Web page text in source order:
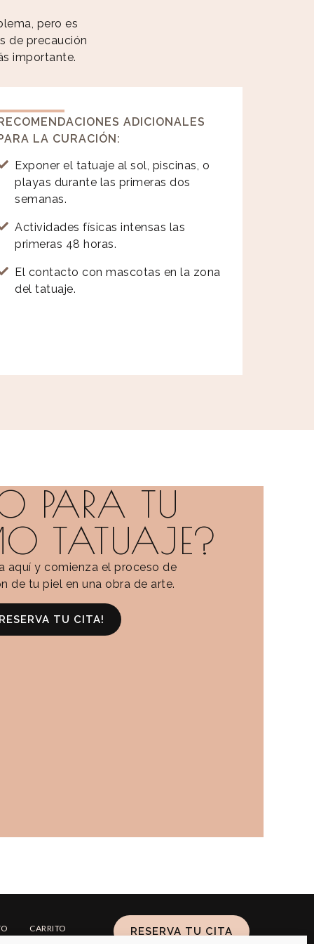
pero es
de precaución
importante.
ADICIONALES
LA CURACIÓN:
Exponer el tatuaje al sol, piscinas, o
playas durante las primeras dos
semanas.
Actividades físicas intensas las
primeras 48 horas.
El contacto con mascotas en la zona
del tatuaje.
PARA TU
TATUAJE?
aquí y comienza el proceso de
de tu piel en una obra de arte.
TU CITA!
CARRITO RESERVA TU CITA